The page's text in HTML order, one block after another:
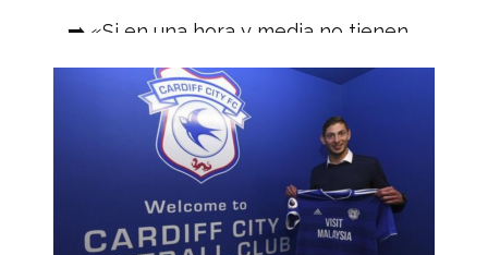
➡️ «Si en una hora y media no tienen
novedades mías, no sé si van a
mandar a alguien a buscarme porque
no me van a
encontrar»#PartidazoCOPE
pic.twitter.com/hqkiltWSyl
— El Partidazo de COPE
(@partidazocope)22 de enero de
2019